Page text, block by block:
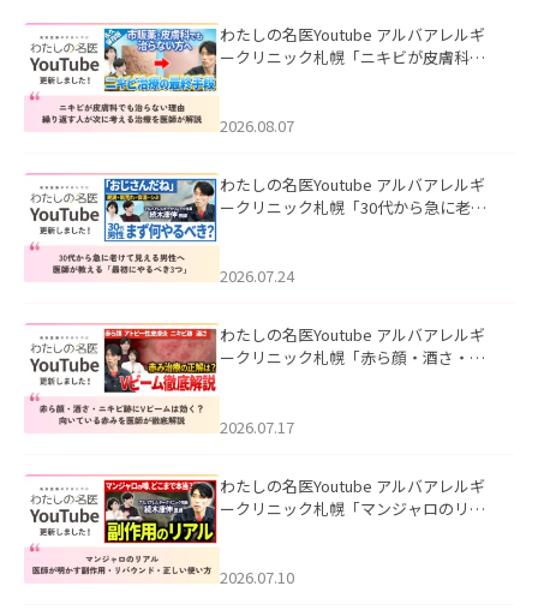
わたしの名医Youtube アルバアレルギ
ークリニック札幌「ニキビが皮膚科で
ました。
2026.08.07
わたしの名医Youtube アルバアレルギ
ークリニック札幌「30代から急に老け
た。
2026.07.24
わたしの名医Youtube アルバアレルギ
ークリニック札幌「赤ら顔・酒さ・ニ
した。
2026.07.17
わたしの名医Youtube アルバアレルギ
ークリニック札幌「マンジャロのリア
た。
2026.07.10